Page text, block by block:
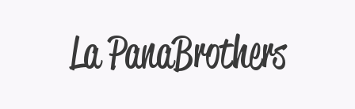
La PanaBrothers